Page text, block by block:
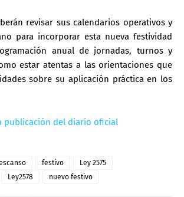
revisar sus calendarios operativos y
para incorporar esta nueva festividad
anual de jornadas, turnos y
estar atentas a las orientaciones que
sobre su aplicación práctica en los
publicación del diario oficial
festivo
Ley 2575
Ley2578 nuevo festivo